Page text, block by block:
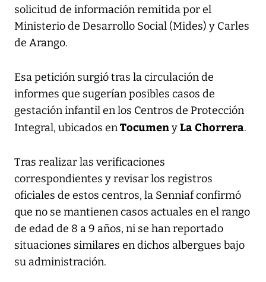
solicitud de información remitida por el
Ministerio de Desarrollo Social (Mides) y Carles
de Arango.
Esa petición surgió tras la circulación de
informes que sugerían posibles casos de
gestación infantil en los Centros de Protección
Integral, ubicados enTocumenyLa Chorrera.
Tras realizar las verificaciones
correspondientes y revisar los registros
oficiales de estos centros, la Senniaf confirmó
que no se mantienen casos actuales en el rango
de edad de 8 a 9 años, ni se han reportado
situaciones similares en dichos albergues bajo
su administración.